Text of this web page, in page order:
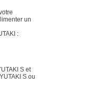
un
:
S et
S ou